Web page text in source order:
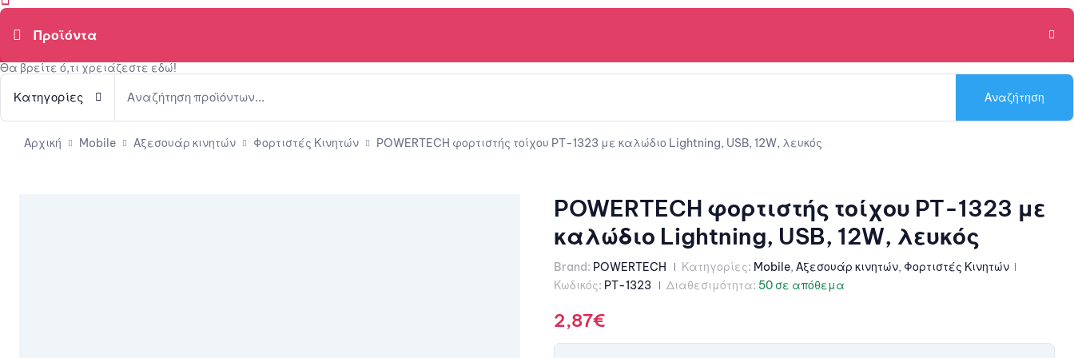
Θα βρείτε ό,τι χρειάζεστε εδώ!
Κατηγορίες Αναζήτηση
Αρχική Mobile Αξεσουάρ κινητών Φορτιστές Κινητών POWERTECH φορτιστής τοίχου PT-1323 με καλώδιο Lightning, USB, 12W, λευκός
POWERTECH φορτιστής τοίχου PT-1323 με
καλώδιο Lightning, USB, 12W, λευκός
Brand: POWERTECH Κατηγορίες: Mobile, Αξεσουάρ κινητών, Φορτιστές Κινητών
Κωδικός: PT-1323 Διαθεσιμότητα: 50 σε απόθεμα
2,87€